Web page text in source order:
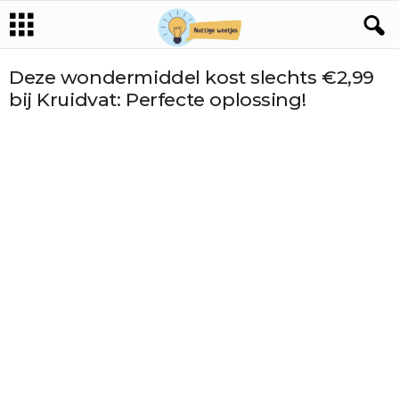
Deze wondermiddel kost slechts €2,99
bij Kruidvat: Perfecte oplossing!